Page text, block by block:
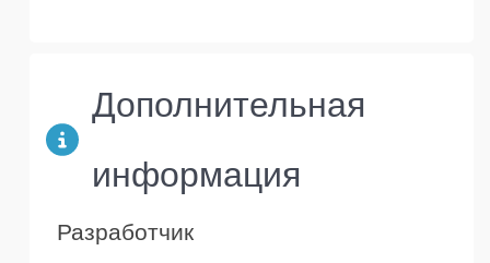
Дополнительная
информация
Разработчик